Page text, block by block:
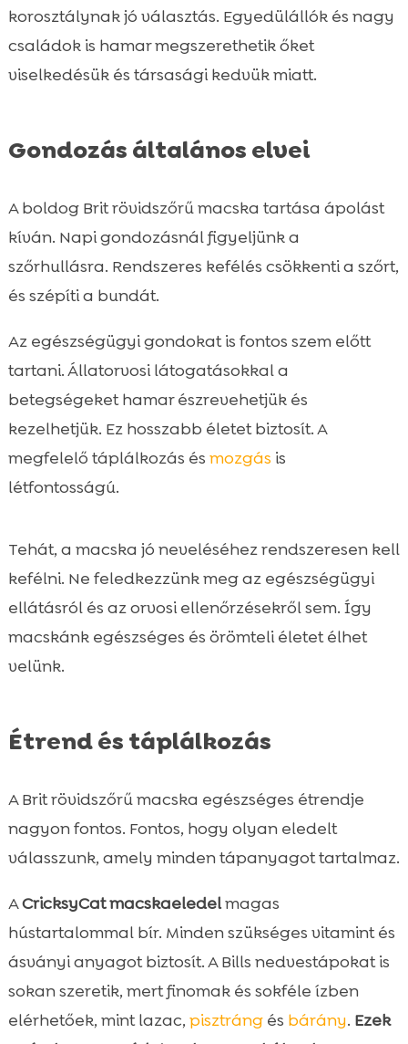
korosztálynak jó választás. Egyedülállók és nagy
családok is hamar megszerethetik őket
viselkedésük és társasági kedvük miatt.
Gondozás általános elvei
A boldog Brit rövidszőrű macska tartása ápolást
kíván. Napi gondozásnál figyeljünk a
szőrhullásra. Rendszeres kefélés csökkenti a szőrt,
és szépíti a bundát.
Az egészségügyi gondokat is fontos szem előtt
tartani. Állatorvosi látogatásokkal a
betegségeket hamar észrevehetjük és
kezelhetjük. Ez hosszabb életet biztosít. A
megfelelő táplálkozás és mozgás is
létfontosságú.
Tehát, a macska jó neveléséhez rendszeresen kell
kefélni. Ne feledkezzünk meg az egészségügyi
ellátásról és az orvosi ellenőrzésekről sem. Így
macskánk egészséges és örömteli életet élhet
velünk.
Étrend és táplálkozás
A Brit rövidszőrű macska egészséges étrendje
nagyon fontos. Fontos, hogy olyan eledelt
válasszunk, amely minden tápanyagot tartalmaz.
ACricksyCatmacskaeledelmagas
hústartalommal bír. Minden szükséges vitamint és
ásványi anyagot biztosít. A Bills nedvestápokat is
sokan szeretik, mert finomak és sokféle ízben
elérhetőek, mint lazac, pisztrángés bárány. Ezek